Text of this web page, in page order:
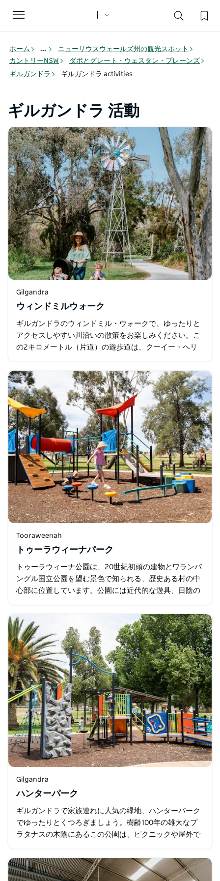
Toggle
navigation
ホーム ...
ニューサウスウェールズ州の観光スポット
カントリーNSW
ダボとグレート・ウェスタン・プレーンズ
ギルガンドラ
ギルガンドラ activities
ギルガンドラ 活動
Gilgandra
ウィンドミルウォーク
ギルガンドラのウィンドミル・ウォークで、ゆったりと
アクセスしやすい川沿いの散策をお楽しみください。こ
の2キロメートル（片道）の遊歩道は、クーイー・ヘリ
ターとギルガンドラ中心部を結び…
Tooraweenah
トゥーラウィーナパーク
トゥーラウィーナ公園は、20世紀初頭の建物とワランバ
ングル国立公園を望む景色で知られる、歴史ある村の中
心部に位置しています。公園には近代的な遊具、日陰の
が備わっており…
Gilgandra
ハンターパーク
ギルガンドラで家族連れに人気の緑地、ハンターパーク
でゆったりとくつろぎましょう。樹齢100年の雄大なプ
ラタナスの木陰にあるこの公園は、ピクニックや屋外で
スケートパークが人気で…